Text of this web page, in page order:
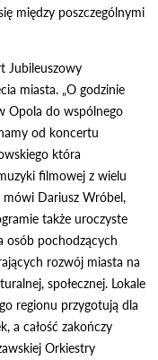
między poszczególnymi
Jubileuszowy
miasta. „O godzinie
Opola do wspólnego
od koncertu
która
filmowej z wielu
mówi Dariusz Wróbel,
także uroczyste
osób pochodzących
rozwój miasta na
społecznej. Lokale
regionu przygotują dla
a całość zakończy
Orkiestry